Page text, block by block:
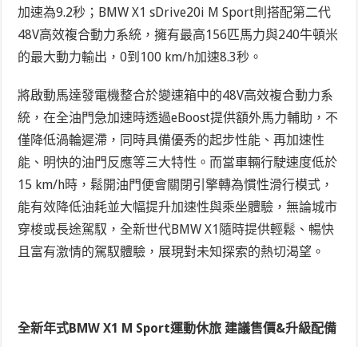
加速為9.2秒；BMW X1 sDrive20i M Sport則搭配第二代
48V高效複合動力系統，擁有最高156匹馬力與240牛頓米
的最大動力輸出，0到100 km/h加速8.3秒。
將啟動馬達發電機整合於變速箱中的48V高效複合動力系
統，在全油門急加速時透過eBoost提供額外馬力輔助，不
僅降低渦輪遲滯，同時具備優秀的起步性能、再加速性
能、明快的油門反應等三大特性。而當車輛行駛速度低於
15 km/h時，鬆開油門便會關閉引擎轉為慣性滑行模式，
能有效降低油耗並大幅提升加速性與乘坐體驗，無論城市
穿梭或長途駕馭，全新世代BMW X1隨時提供輕鬆、暢快
且富有激情的駕馭體驗，展現對未知探索的熱切渴望。
全新年式BMW X1 M Sport運動休旅 建議售價&升級配備